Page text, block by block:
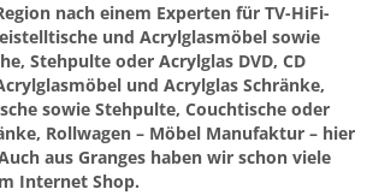
nach einem Experten für TV-HiFi-
und Acrylglasmöbel sowie
Stehpulte oder Acrylglas DVD, CD
und Acrylglas Schränke,
sowie Stehpulte, Couchtische oder
Rollwagen – Möbel Manufaktur – hier
aus Granges haben wir schon viele
Internet Shop.